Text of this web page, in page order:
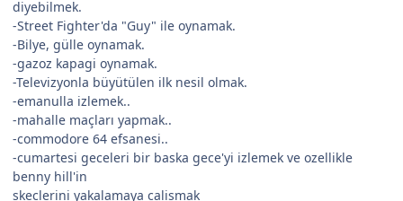
diyebilmek.
-Street Fighter'da "Guy" ile oynamak.
-Bilye, gülle oynamak.
-gazoz kapagi oynamak.
-Televizyonla büyütülen ilk nesil olmak.
-emanulla izlemek..
-mahalle maçları yapmak..
-commodore 64 efsanesi..
-cumartesi geceleri bir baska gece'yi izlemek ve ozellikle
benny hill'in
skeclerini yakalamaya calismak